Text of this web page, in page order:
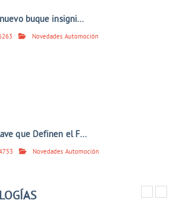
buque insigni...
Novedades Automoción
que Definen el F...
Novedades Automoción